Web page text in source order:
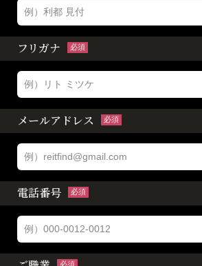
フリガナ 必須
メールアドレス 必須
電話番号 必須
必須